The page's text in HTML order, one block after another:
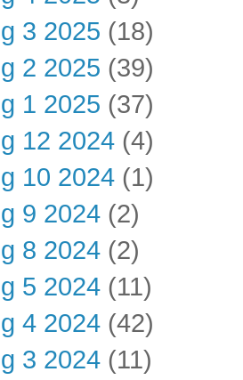
3 2025 (18)
2 2025 (39)
1 2025 (37)
12 2024 (4)
10 2024 (1)
9 2024 (2)
8 2024 (2)
5 2024 (11)
4 2024 (42)
3 2024 (11)